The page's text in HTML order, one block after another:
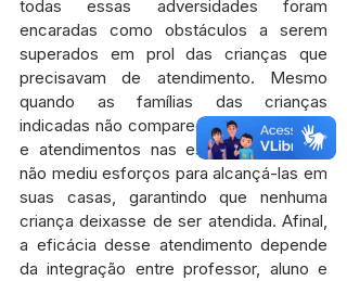
todas essas adversidades foram
encaradas como obstáculos a serem
superados em prol das crianças que
precisavam de atendimento. Mesmo
quando as famílias das crianças
indicadas não compareciam às palestras
e atendimentos nas escolas, a equipe
não mediu esforços para alcançá-las em
suas casas, garantindo que nenhuma
criança deixasse de ser atendida. Afinal,
a eficácia desse atendimento depende
da integração entre professor, aluno e